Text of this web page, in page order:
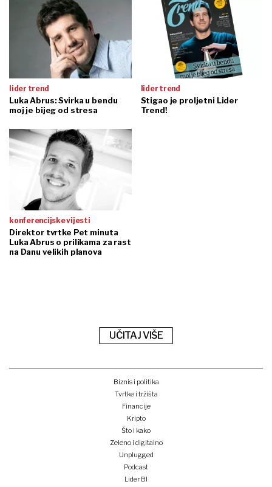
lider trend
Luka Abrus: Svirka u bendu
moj je bijeg od stresa
lider trend
Stigao je proljetni Lider
Trend!
konferencijske vijesti
Direktor tvrtke Pet minuta
Luka Abrus o prilikama za rast
na Danu velikih planova
UČITAJ VIŠE
Biznis i politika
Tvrtke i tržišta
Financije
Kripto
Što i kako
Zeleno i digitalno
Unplugged
Podcast
Lider BI